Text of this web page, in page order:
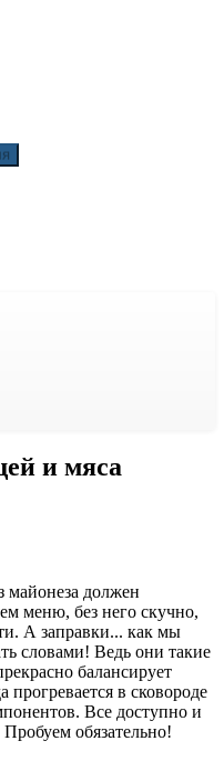
и мяса
майонеза должен
меню, без него скучно,
А заправки... как мы
словами! Ведь они такие
балансирует
прогревается в сковороде
Все доступно и
обязательно!